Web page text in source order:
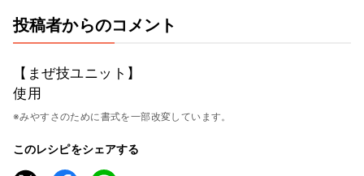
投稿者からのコメント
【まぜ技ユニット】
使用
※みやすさのために書式を一部改変しています。
このレシピをシェアする